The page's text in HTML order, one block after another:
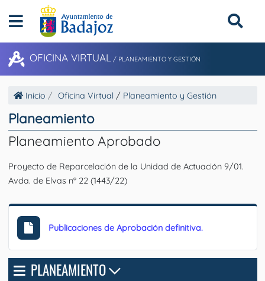
OFICINA VIRTUAL / PLANEAMIENTO Y GESTIÓN
Inicio Oficina Virtual / Planeamiento y Gestión
Planeamiento
Planeamiento Aprobado
Proyecto de Reparcelación de la Unidad de Actuación 9/01.
Avda. de Elvas nº 22 (1443/22)
Publicaciones de Aprobación definitiva.
PLANEAMIENTO